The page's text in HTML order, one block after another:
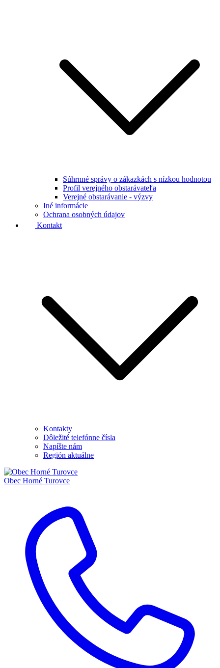
Súhrnné správy o zákazkách s nízkou hodnotou
Profil verejného obstarávateľa
Verejné obstarávanie - výzvy
Iné informácie
Ochrana osobných údajov
Kontakt
Kontakty
Dôležité telefónne čísla
Napíšte nám
Región aktuálne
Obec Horné Turovce